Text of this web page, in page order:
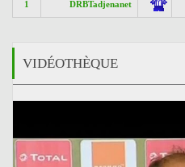
1 DRBTadjenanet
VIDÉOTHÈQUE